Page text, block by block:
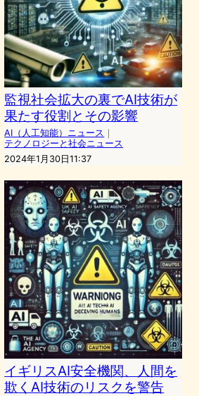
監視社会拡大の裏でAI技術が
果たす役割とその影響
AI（人工知能）ニュース ｜
テクノロジーと社会ニュース
2024年1月30日11:37
イギリスAI安全機関、人間を
欺くAI技術のリスクを警告